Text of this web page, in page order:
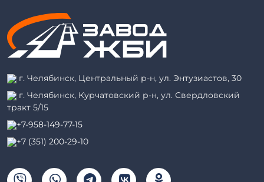
г. Челябинск, Центральный р-н, ул. Энтузиастов, 30
г. Челябинск, Курчатовский р-н, ул. Свердловский
тракт 5/15
+7-958-149-77-15
+7 (351) 200-29-10